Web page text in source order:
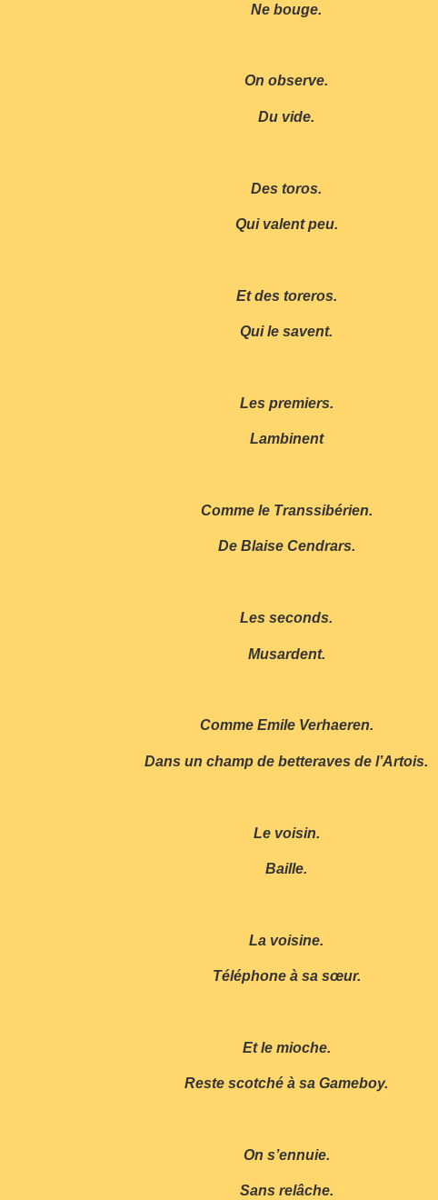
Ne bouge.
On observe.
Du vide.
Des toros.
Qui valent peu.
Et des toreros.
Qui le savent.
Les premiers.
Lambinent
Comme le Transsibérien.
De Blaise Cendrars.
Les seconds.
Musardent.
Comme Emile Verhaeren.
Dans un champ de betteraves de l’Artois.
Le voisin.
Baille.
La voisine.
Téléphone à sa sœur.
Et le mioche.
Reste scotché à sa Gameboy.
On s’ennuie.
Sans relâche.